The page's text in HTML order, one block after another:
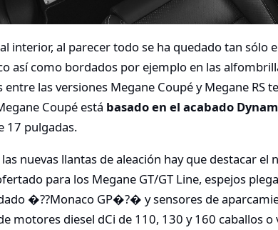
interior, al parecer todo se ha quedado tan sólo
así como bordados por ejemplo en las
entre las versiones Megane Coupé y Megane RS
Coupé está basado en el acabado
17 pulgadas.
nuevas llantas de aleación hay que destacar el
para los Megane GT/GT Line, espejos
�??Monaco GP�?� y sensores de
motores diesel dCi de 110, 130 y 160 caballos o